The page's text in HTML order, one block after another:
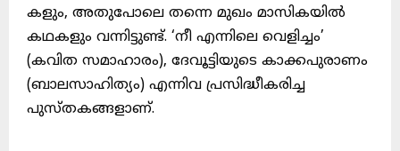
കളും, അതുപോലെ തന്നെ മുഖം മാസികയിൽ
കഥകളും വന്നിട്ടുണ്ട്. ‘നീ എന്നിലെ വെളിച്ചം’
(കവിത സമാഹാരം), ദേവൂട്ടിയുടെ കാക്കപുരാണം
(ബാലസാഹിത്യം) എന്നിവ പ്രസിദ്ധീകരിച്ച
പുസ്തകങ്ങളാണ്.